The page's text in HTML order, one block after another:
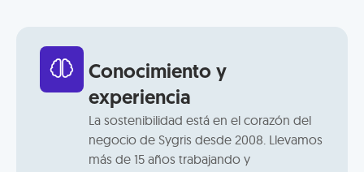
Conocimiento y
experiencia
La sostenibilidad está en el corazón del
negocio de Sygris desde 2008. Llevamos
más de 15 años trabajando y